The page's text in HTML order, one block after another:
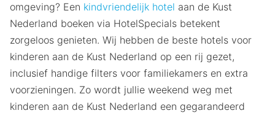
omgeving? Een kindvriendelijk hotel aan de Kust
Nederland boeken via HotelSpecials betekent
zorgeloos genieten. Wij hebben de beste hotels voor
kinderen aan de Kust Nederland op een rij gezet,
inclusief handige filters voor familiekamers en extra
voorzieningen. Zo wordt jullie weekend weg met
kinderen aan de Kust Nederland een gegarandeerd